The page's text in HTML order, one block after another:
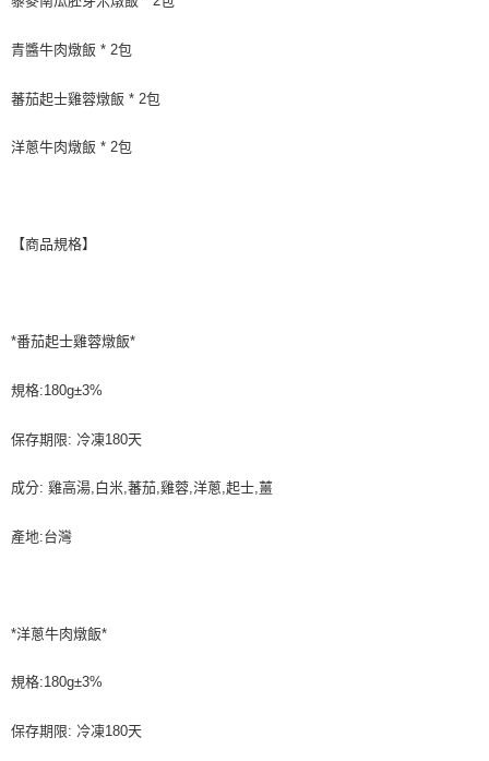
青醬牛肉燉飯 * 2包
蕃茄起士雞蓉燉飯 * 2包
洋蔥牛肉燉飯 * 2包
【商品規格】
*番茄起士雞蓉燉飯*
規格:180g±3%
保存期限: 冷凍180天
成分: 雞高湯,白米,蕃茄,雞蓉,洋蔥,起士,薑
產地:台灣
*洋蔥牛肉燉飯*
規格:180g±3%
保存期限: 冷凍180天